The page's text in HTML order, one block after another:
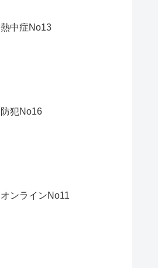
熱中症No13
防犯No16
オンラインNo11